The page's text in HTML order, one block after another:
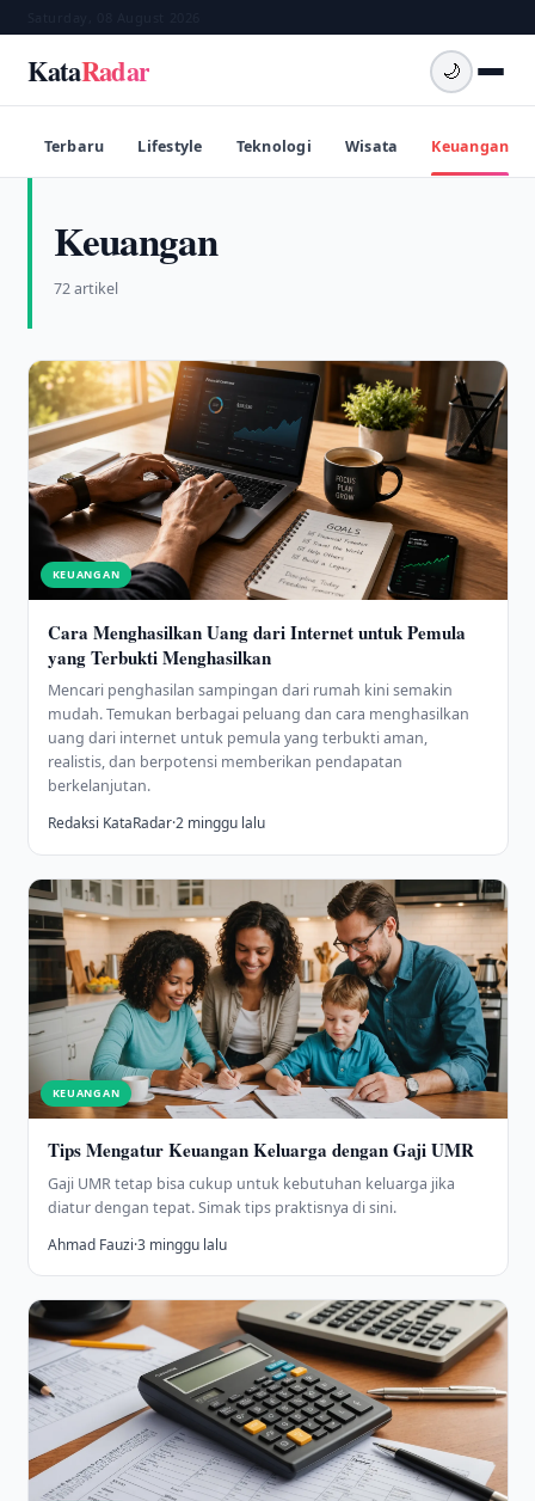
KataRadar 🌙
Terbaru Lifestyle Teknologi Wisata Keuangan
Keuangan
72 artikel
KEUANGAN
Cara Menghasilkan Uang dari Internet untuk Pemula
yang Terbukti Menghasilkan
Mencari penghasilan sampingan dari rumah kini semakin
mudah. Temukan berbagai peluang dan cara menghasilkan
uang dari internet untuk pemula yang terbukti aman,
realistis, dan berpotensi memberikan pendapatan
berkelanjutan.
Redaksi KataRadar·2 minggu lalu
KEUANGAN
Tips Mengatur Keuangan Keluarga dengan Gaji UMR
Gaji UMR tetap bisa cukup untuk kebutuhan keluarga jika
diatur dengan tepat. Simak tips praktisnya di sini.
Ahmad Fauzi·3 minggu lalu